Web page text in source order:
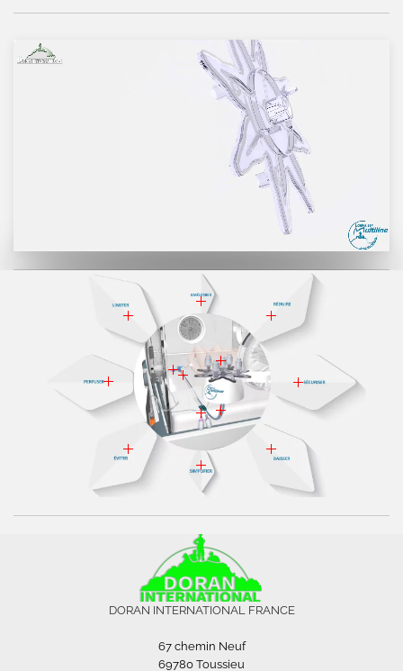
DORAN INTERNATIONAL FRANCE
67 chemin Neuf
69780 Toussieu